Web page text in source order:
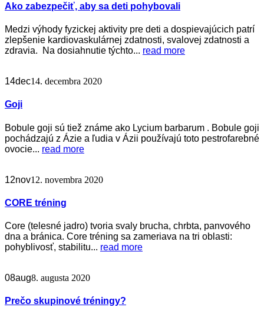
Ako zabezpečiť, aby sa deti pohybovali
Medzi výhody fyzickej aktivity pre deti a dospievajúcich patrí
zlepšenie kardiovaskulárnej zdatnosti, svalovej zdatnosti a
zdravia. Na dosiahnutie týchto... read more
14dec14. decembra 2020
Goji
Bobule goji sú tiež známe ako Lycium barbarum . Bobule goji
pochádzajú z Ázie a ľudia v Ázii používajú toto pestrofarebné
ovocie... read more
12nov12. novembra 2020
CORE tréning
Core (telesné jadro) tvoria svaly brucha, chrbta, panvového
dna a bránica. Core tréning sa zameriava na tri oblasti:
pohyblivosť, stabilitu... read more
08aug8. augusta 2020
Prečo skupinové tréningy?